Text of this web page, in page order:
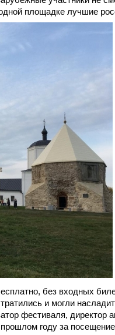
площадке лучшие
без входных
и могли
фестиваля, директор
году за посещение